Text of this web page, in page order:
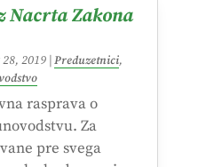
Nacrta Zakona
2019| Preduzetnici,
rasprava o
Za
pre svega